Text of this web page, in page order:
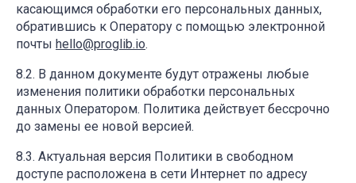
касающимся обработки его персональных данных,
обратившись к Оператору с помощью электронной
почты hello@proglib.io.
В данном документе будут отражены любые
изменения политики обработки персональных
данных Оператором. Политика действует бессрочно
до замены ее новой версией.
Актуальная версия Политики в свободном
доступе расположена в сети Интернет по адресу